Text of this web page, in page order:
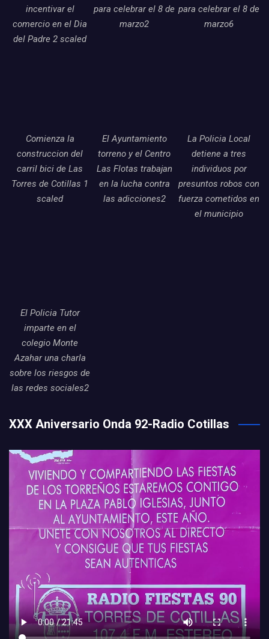
incentivar el
comercio en el Dia
del Padre 2 scaled
para celebrar el 8 de
marzo2
para celebrar el 8 de
marzo6
Comienza la
construccion del
carril bici de Las
Torres de Cotillas 1
scaled
El Ayuntamiento
torreno y el Centro
Las Flotas trabajan
en la lucha contra
las adicciones2
La Policia Local
detiene a tres
individuos por
presuntos robos con
fuerza cometidos en
el municipio
El Policia Tutor
imparte en el
colegio Monte
Azahar una charla
sobre los riesgos de
las redes sociales2
XXX Aniversario Onda 92-Radio Cotillas